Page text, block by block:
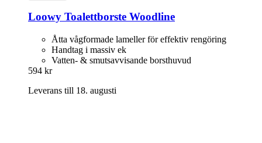
Loowy Toalettborste Woodline
Åtta vågformade lameller för effektiv rengöring
Handtag i massiv ek
Vatten- & smutsavvisande borsthuvud
594 kr
Leverans till 18. augusti